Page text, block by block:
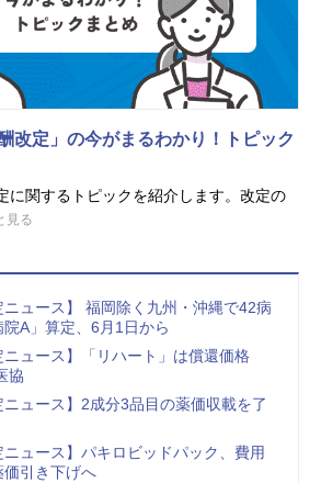
改定」の今がまるわかり！トピック
に関するトピックを紹介します。改定の
見る
ニュース】 福岡除く九州・沖縄で42病
A」算定、6月1日から
ニュース】「リハート」は償還価格
協
ニュース】2成分3品目の薬価収載を了
ニュース】パキロビッドパック、費用
引き下げへ